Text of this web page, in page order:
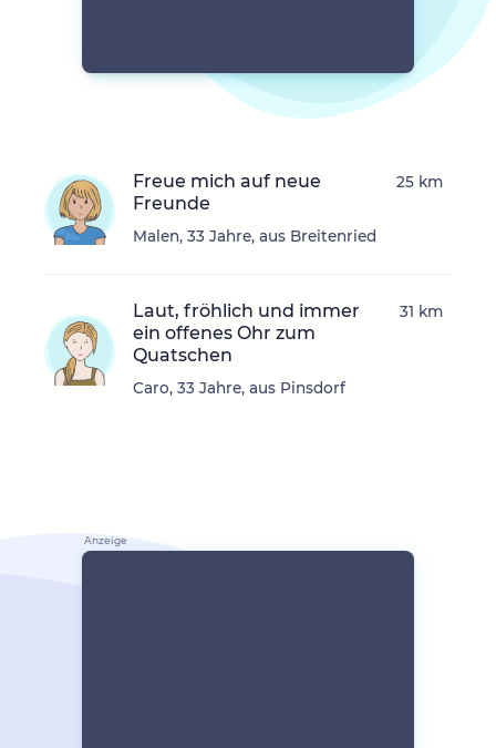
Freue mich auf neue
Freunde
Malen, 33 Jahre, aus Breitenried
25 km
Laut, fröhlich und immer
ein offenes Ohr zum
Quatschen
Caro, 33 Jahre, aus Pinsdorf
31 km